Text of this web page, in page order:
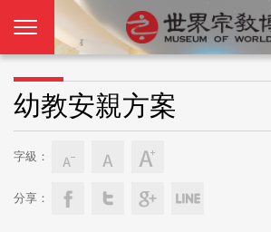
幼教安親方案
字級：
分享：